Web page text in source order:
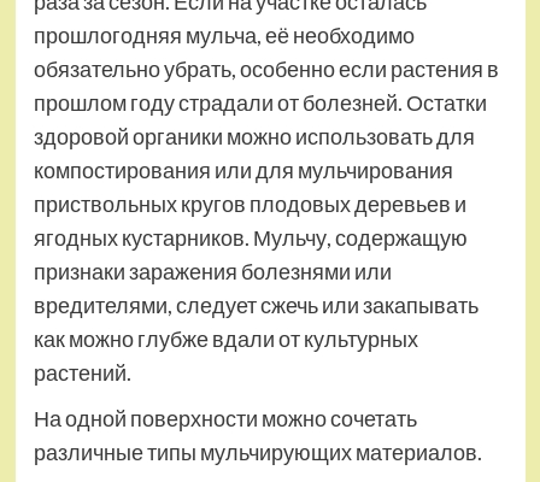
прошлогодняя мульча, её необходимо
обязательно убрать, особенно если растения в
прошлом году страдали от болезней. Остатки
здоровой органики можно использовать для
компостирования или для мульчирования
приствольных кругов плодовых деревьев и
ягодных кустарников. Мульчу, содержащую
признаки заражения болезнями или
вредителями, следует сжечь или закапывать
как можно глубже вдали от культурных
растений.
На одной поверхности можно сочетать
различные типы мульчирующих материалов.